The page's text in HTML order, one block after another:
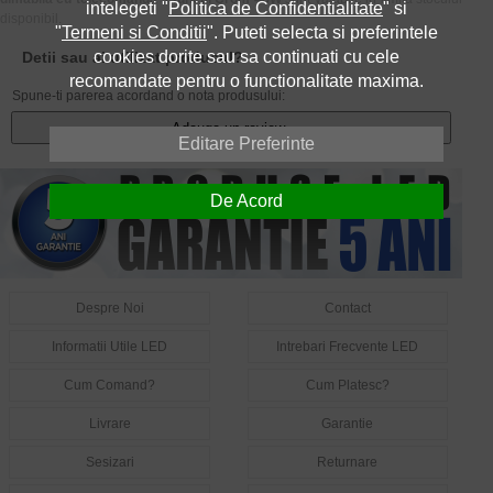
Detii sau ai utilizat produsul?
Spune-ti parerea acordand o nota produsului:
Adauga un review
Despre Noi Contact
Informatii Utile LED Intrebari Frecvente LED
Cum Comand? Cum Platesc?
Livrare Garantie
Sesizari Returnare
intelegeti "Politica de Confidentialitate" si
"Termeni si Conditii". Puteti selecta si preferintele
cookies dorite sau sa continuati cu cele
recomandate pentru o functionalitate maxima.
Editare Preferinte
De Acord